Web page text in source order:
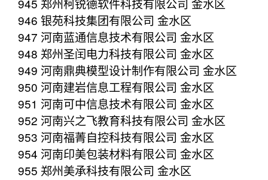
946 银苑科技集团有限公司 金水区
947 河南蓝通信息技术有限公司 金水区
948 郑州圣闰电力科技有限公司 金水区
949 河南鼎典模型设计制作有限公司 金水区
950 河南建岩信息工程有限公司 金水区
951 河南可中信息技术有限公司 金水区
952 河南兴之飞教育科技有限公司 金水区
953 河南福菁自控科技有限公司 金水区
954 河南印美包装材料有限公司 金水区
955 郑州美承科技有限公司 金水区